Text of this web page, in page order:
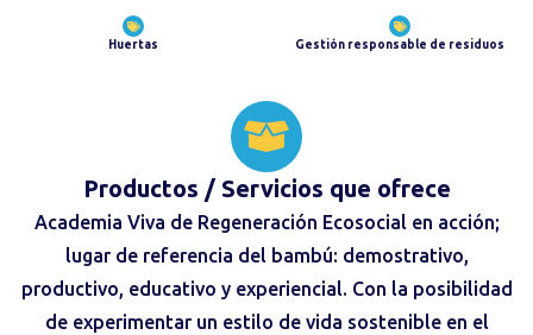
Huertas Gestión responsable de residuos
Productos / Servicios que ofrece
Academia Viva de Regeneración Ecosocial en acción;
lugar de referencia del bambú: demostrativo,
productivo, educativo y experiencial. Con la posibilidad
de experimentar un estilo de vida sostenible en el